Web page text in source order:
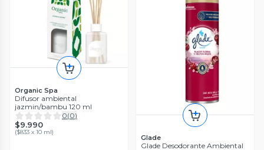
Organic Spa
Difusor ambiental
jazmin/bambu 120 ml
0(0)
$9.990
($833 x 10 ml)
Glade
Glade Desodorante Ambiental